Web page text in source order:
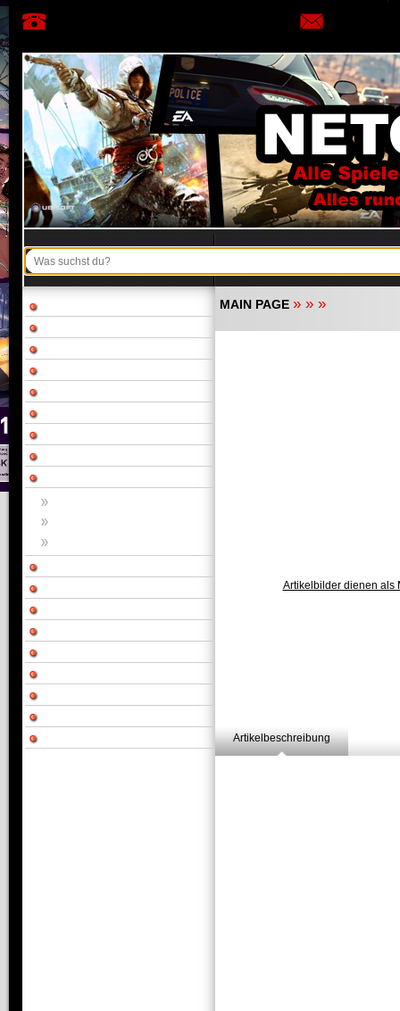
MAIN PAGE » » »
Artikelbilder dienen als
Artikelbeschreibung